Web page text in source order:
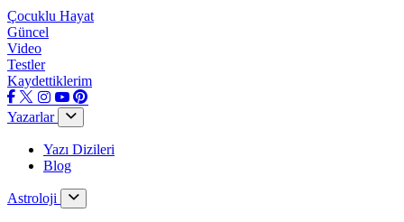
Çocuklu Hayat
Güncel
Video
Testler
Kaydettiklerim
Yazarlar
Yazı Dizileri
Blog
Astroloji